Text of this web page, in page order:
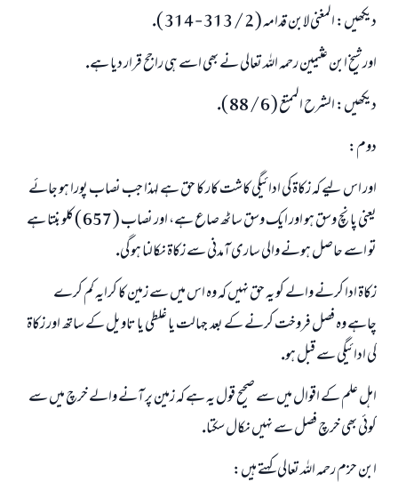
ديكھيں: المغنى لابن قدامہ ( 2 / 313 - 314 ).
اور شيخ ابن عثيمين رحمہ اللہ تعالى نے بھى اسے ہى راجح قرار ديا ہے.
ديكھيں: الشرح الممتع ( 6 / 88 ).
دوم:
اور اس ليے كہ زكاۃ كى ادائيگى كاشت كار كا حق ہے لہذا جب نصاب پورا ہو جائے
يعنى پانچ وسق ہو اور ايك وسق ساٹھ صاع ہے، اور نصاب ( 657 ) كلو بنتا ہے
تو اسے حاصل ہونے والى سارى آمدنى سے زكاۃ نكالنا ہو گى.
زكاۃ ادا كرنے والے كو يہ حق نہيں كہ وہ اس ميں سے زمين كا كرايہ كم كرے
چاہے وہ فصل فروخت كرنے كے بعد ـ جہالت يا غلطى يا تاويل كے ساتھ ـ اور زكاۃ
كى ادائيگى سے قبل ہو.
اہل علم كے اقوال ميں سے صحيح قول يہ ہے كہ زمين پر آنے والے خرچ ميں سے
كوئى بھى خرچ فصل سے نہيں نكال سكتا.
ابن حزم رحمہ اللہ تعالى كہتے ہيں: